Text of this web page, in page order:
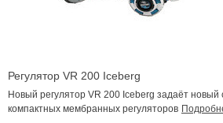
Регулятор VR 200 Iceberg
Новый регулятор VR 200 Iceberg задаёт новый
компактных мембранных регуляторов